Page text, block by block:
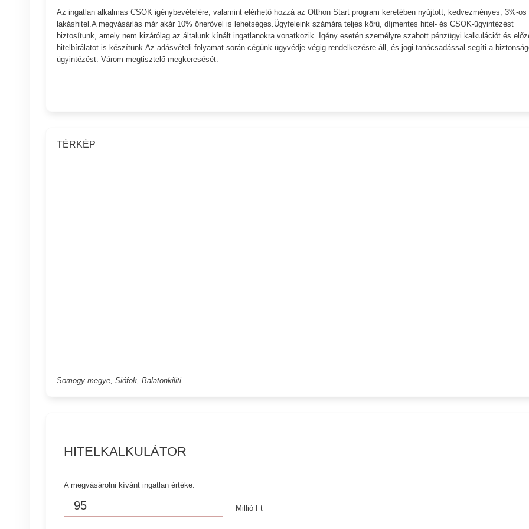
Az ingatlan alkalmas CSOK igénybevételére, valamint elérhető hozzá az Otthon Start program keretében nyújtott, kedvezményes, 3%-os
lakáshitel.A megvásárlás már akár 10% önerővel is lehetséges.Ügyfeleink számára teljes körű, díjmentes hitel- és CSOK-ügyintézést
biztosítunk, amely nem kizárólag az általunk kínált ingatlanokra vonatkozik. Igény esetén személyre szabott pénzügyi kalkulációt és
hitelbírálatot is készítünk.Az adásvételi folyamat során cégünk ügyvédje végig rendelkezésre áll, és jogi tanácsadással segíti a
ügyintézést. Várom megtisztelő megkeresését.
TÉRKÉP
Somogy megye, Siófok, Balatonkiliti
HITELKALKULÁTOR
A megvásárolni kívánt ingatlan értéke:
Millió Ft